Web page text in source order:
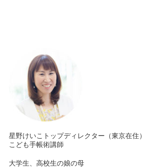
星野けいこトップディレクター（東京在住）
こども手帳術講師
大学生、高校生の娘の母